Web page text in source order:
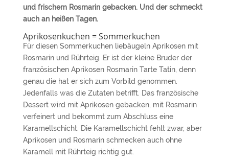
und frischem Rosmarin gebacken. Und der schmeckt
auch an heißen Tagen.
Aprikosenkuchen = Sommerkuchen
Für diesen Sommerkuchen liebäugeln Aprikosen mit
Rosmarin und Rührteig. Er ist der kleine Bruder der
französischen Aprikosen Rosmarin Tarte Tatin, denn
genau die hat er sich zum Vorbild genommen.
Jedenfalls was die Zutaten betrifft. Das französische
Dessert wird mit Aprikosen gebacken, mit Rosmarin
verfeinert und bekommt zum Abschluss eine
Karamellschicht. Die Karamellschicht fehlt zwar, aber
Aprikosen und Rosmarin schmecken auch ohne
Karamell mit Rührteig richtig gut.